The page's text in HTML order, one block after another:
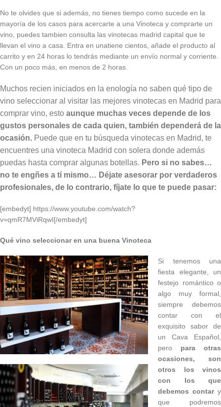
No te olvides que si además, no tienes tiempo como sucede en la
mayoría de los casos para acercarte a una Vinoteca y comprarte un
vino, puedes tambien consulta las vinotecas madrid capital que te
llevan el vino a casa. Entra en unatiene cientos, añade el producto al
carrito y en 24 horas lo tendrás mediante un envío normal y corriente.
Con un poco más, en menos de 2 horas.
Muchos recien iniciados en la enología no saben qué tipo de
vino seleccionar al visitar las mejores vinotecas en Madrid para
comprar vino, esto aunque muchas veces depende de los
gustos personales de cada quien, también dependerá de la
ocasión. Puede que en tu búsqueda vinotecas en Madrid, te
encuentres una vinoteca Madrid con solera donde además
puedas hasta comprar algunas botellas. Pero si no sabes…
no te engñes a tí mismo… Déjate asesorar por verdaderos
profesionales, de lo contrario, fíjate lo que te puede pasar:
[embedyt] https://www.youtube.com/watch?
v=qmR7MViRqwI[/embedyt]
Qué vino seleccionar en una buena Vinoteca
Si tenemos una
fiesta elegante, un
festejo romántico o
algo muy formal,
siempre debemos
contar con el
exquisito sabor de
un Cava Español,
pero para otras
ocasiones, son
otros los vinos
con los que
debemos contary
que podremos